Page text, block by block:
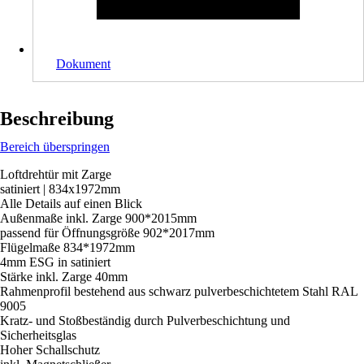
Dokument
Beschreibung
Bereich überspringen
Loftdrehtür mit Zarge
satiniert | 834x1972mm
Alle Details auf einen Blick
Außenmaße inkl. Zarge 900*2015mm
passend für Öffnungsgröße 902*2017mm
Flügelmaße 834*1972mm
4mm ESG in satiniert
Stärke inkl. Zarge 40mm
Rahmenprofil bestehend aus schwarz pulverbeschichtetem Stahl RAL
9005
Kratz- und Stoßbeständig durch Pulverbeschichtung und
Sicherheitsglas
Hoher Schallschutz